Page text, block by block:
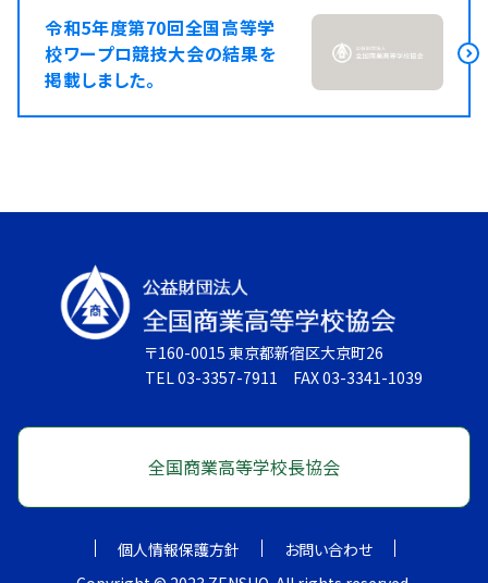
令和5年度第70回全国高等学
校ワープロ競技大会の結果を
掲載しました。
〒160-0015 東京都新宿区大京町26
TEL 03-3357-7911 FAX 03-3341-1039
全国商業高等学校長協会
個人情報保護方針
お問い合わせ